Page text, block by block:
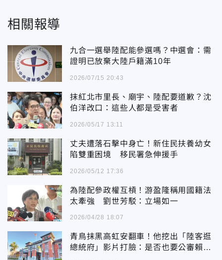
相關報導
九合一選舉陸配能參選嗎？中選會：需
證明已放棄大陸戶籍滿10年
2026/07/15 20:43
抹紅北市里長、廟宇、陸配要道歉？沈
伯洋改口：這些人都是受害者
2026/05/17 13:11
丈夫遭落石擊中身亡！新住民扶養幼女
陷雙重困境 移民署急伸援手
2026/05/12 17:36
為陸配參政權互槓！游盈隆稱用國籍法
太牽強 劉世芳駁：立場如一
2026/04/28 18:07
青鳥抹黑高虹安翻車！他挖出「陸客逛
總統府」影片打臉：是否也要公審賴清